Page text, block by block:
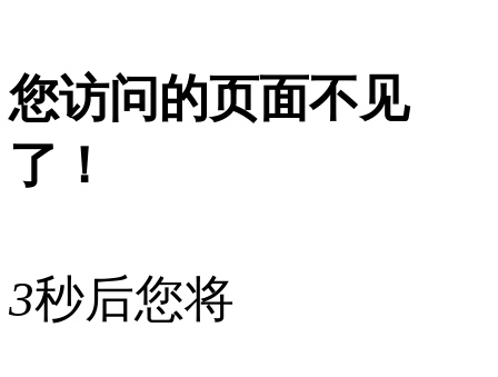
您访问的页面不见
了！
3秒后您将